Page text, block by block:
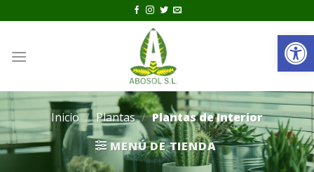
al
0
Inicio / Plantas / Plantas de Interior
MENÚ DE TIENDA